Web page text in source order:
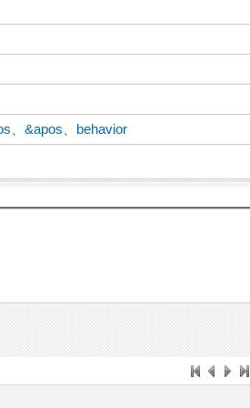
、&apos
behavior